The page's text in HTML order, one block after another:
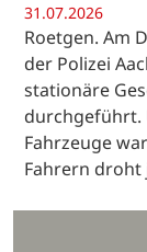
31.07.2026
Roetgen. Am
der Polizei
stationäre
durchgeführt.
Fahrzeuge
Fahrern